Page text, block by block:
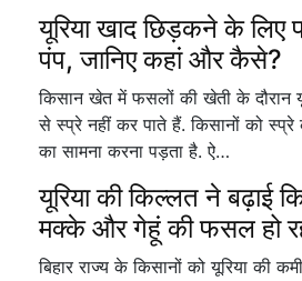
यूरिया खाद छिड़कने के लिए
पंप, जानिए कहां और कैसे?
किसान खेत में फसलों की खेती के दौरान
से स्प्रे नहीं कर पाते हैं. किसानों को
का सामना करना पड़ता है. ऐ…
यूरिया की किल्लत ने बढ़ाई
मक्के और गेहूं की फसल हो
बिहार राज्य के किसानों को यूरिया की